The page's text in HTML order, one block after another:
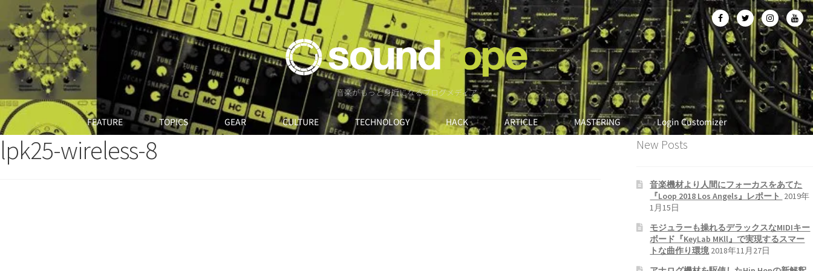
音楽がもっと身近になるブログメディア
FEATURE TOPICS GEAR CULTURE TECHNOLOGY HACK ARTICLE MASTERING Login Customizer
lpk25-wireless-8 New Posts
音楽機材より人間にフォーカスをあてた
『Loop 2018 Los Angels』レポート 2019年
1月15日
モジュラーも操れるデラックスなMIDIキー
ボード『KeyLab MKll』で実現するスマー
トな曲作り環境 2018年11月27日